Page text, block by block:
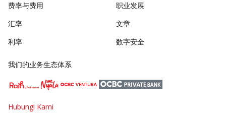
费率与费用
汇率
利率
职业发展
文章
数字安全
我们的业务生态体系
Hubungi Kami